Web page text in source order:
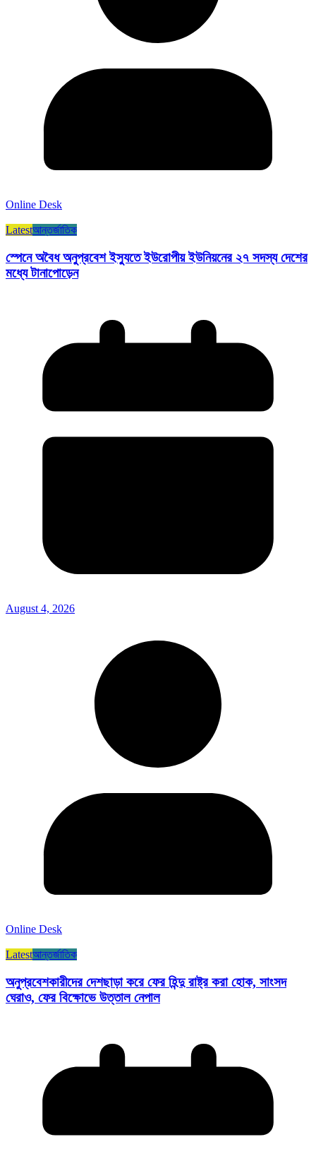
Online Desk
Latestআন্তর্জাতিক
স্পেনে অবৈধ অনুপ্রবেশ ইস্যুতে ইউরোপীয় ইউনিয়নের ২৭ সদস্য দেশের
মধ্যে টানাপোড়েন
August 4, 2026
Online Desk
Latestআন্তর্জাতিক
অনুপ্রবেশকারীদের দেশছাড়া করে ফের হিন্দু রাষ্ট্র করা হোক, সাংসদ
ঘেরাও, ফের বিক্ষোভে উত্তাল নেপাল